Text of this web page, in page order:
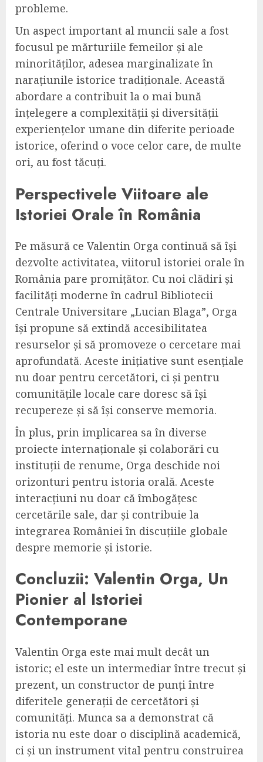
probleme.
Un aspect important al muncii sale a fost
focusul pe mărturiile femeilor și ale
minorităților, adesea marginalizate în
narațiunile istorice tradiționale. Această
abordare a contribuit la o mai bună
înțelegere a complexității și diversității
experiențelor umane din diferite perioade
istorice, oferind o voce celor care, de multe
ori, au fost tăcuți.
Perspectivele Viitoare ale
Istoriei Orale în România
Pe măsură ce Valentin Orga continuă să își
dezvolte activitatea, viitorul istoriei orale în
România pare promițător. Cu noi clădiri și
facilități moderne în cadrul Bibliotecii
Centrale Universitare „Lucian Blaga”, Orga
își propune să extindă accesibilitatea
resurselor și să promoveze o cercetare mai
aprofundată. Aceste inițiative sunt esențiale
nu doar pentru cercetători, ci și pentru
comunitățile locale care doresc să își
recupereze și să își conserve memoria.
În plus, prin implicarea sa în diverse
proiecte internaționale și colaborări cu
instituții de renume, Orga deschide noi
orizonturi pentru istoria orală. Aceste
interacțiuni nu doar că îmbogățesc
cercetările sale, dar și contribuie la
integrarea României în discuțiile globale
despre memorie și istorie.
Concluzii: Valentin Orga, Un
Pionier al Istoriei
Contemporane
Valentin Orga este mai mult decât un
istoric; el este un intermediar între trecut și
prezent, un constructor de punți între
diferitele generații de cercetători și
comunități. Munca sa a demonstrat că
istoria nu este doar o disciplină academică,
ci și un instrument vital pentru construirea